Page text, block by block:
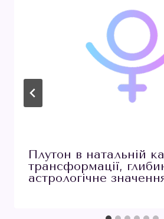
Плутон в натальній
трансформації,
астрологічне